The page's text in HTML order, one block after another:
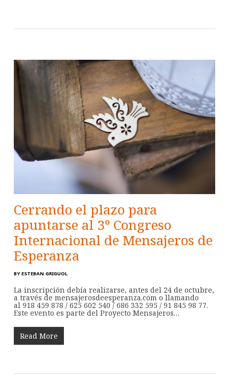
Cerrando el plazo para
apuntarse al 3º Congreso
Internacional de Mensajeros de
Esperanza
BY ESTEBAN GRIGUOL
La inscripción debía realizarse, antes del 24 de octubre,
a través de mensajerosdeesperanza.com o llamando
al 918 459 878 / 625 602 540 / 686 332 595 / 91 845 98 77.
Este evento es parte del Proyecto Mensajeros…
Read More